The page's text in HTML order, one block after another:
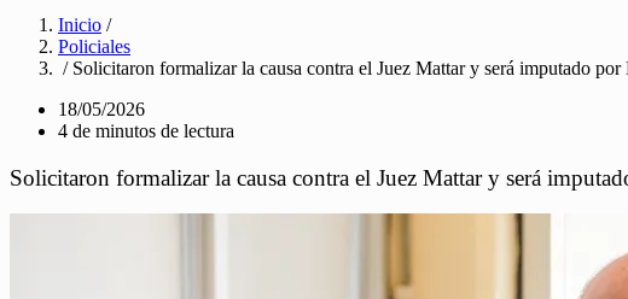
Inicio /
Policiales
/ Solicitaron formalizar la causa contra el Juez Mattar y será imputado por
18/05/2026
4 de minutos de lectura
Solicitaron formalizar la causa contra el Juez Mattar y será